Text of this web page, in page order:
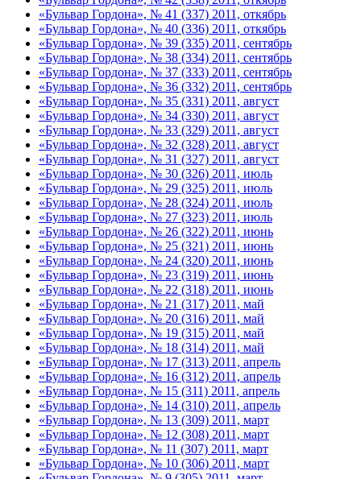
«Бульвар Гордона», № 41 (337) 2011, откябрь
«Бульвар Гордона», № 40 (336) 2011, откябрь
«Бульвар Гордона», № 39 (335) 2011, сентябрь
«Бульвар Гордона», № 38 (334) 2011, сентябрь
«Бульвар Гордона», № 37 (333) 2011, сентябрь
«Бульвар Гордона», № 36 (332) 2011, сентябрь
«Бульвар Гордона», № 35 (331) 2011, август
«Бульвар Гордона», № 34 (330) 2011, август
«Бульвар Гордона», № 33 (329) 2011, август
«Бульвар Гордона», № 32 (328) 2011, август
«Бульвар Гордона», № 31 (327) 2011, август
«Бульвар Гордона», № 30 (326) 2011, июль
«Бульвар Гордона», № 29 (325) 2011, июль
«Бульвар Гордона», № 28 (324) 2011, июль
«Бульвар Гордона», № 27 (323) 2011, июль
«Бульвар Гордона», № 26 (322) 2011, июнь
«Бульвар Гордона», № 25 (321) 2011, июнь
«Бульвар Гордона», № 24 (320) 2011, июнь
«Бульвар Гордона», № 23 (319) 2011, июнь
«Бульвар Гордона», № 22 (318) 2011, июнь
«Бульвар Гордона», № 21 (317) 2011, май
«Бульвар Гордона», № 20 (316) 2011, май
«Бульвар Гордона», № 19 (315) 2011, май
«Бульвар Гордона», № 18 (314) 2011, май
«Бульвар Гордона», № 17 (313) 2011, апрель
«Бульвар Гордона», № 16 (312) 2011, апрель
«Бульвар Гордона», № 15 (311) 2011, апрель
«Бульвар Гордона», № 14 (310) 2011, апрель
«Бульвар Гордона», № 13 (309) 2011, март
«Бульвар Гордона», № 12 (308) 2011, март
«Бульвар Гордона», № 11 (307) 2011, март
«Бульвар Гордона», № 10 (306) 2011, март